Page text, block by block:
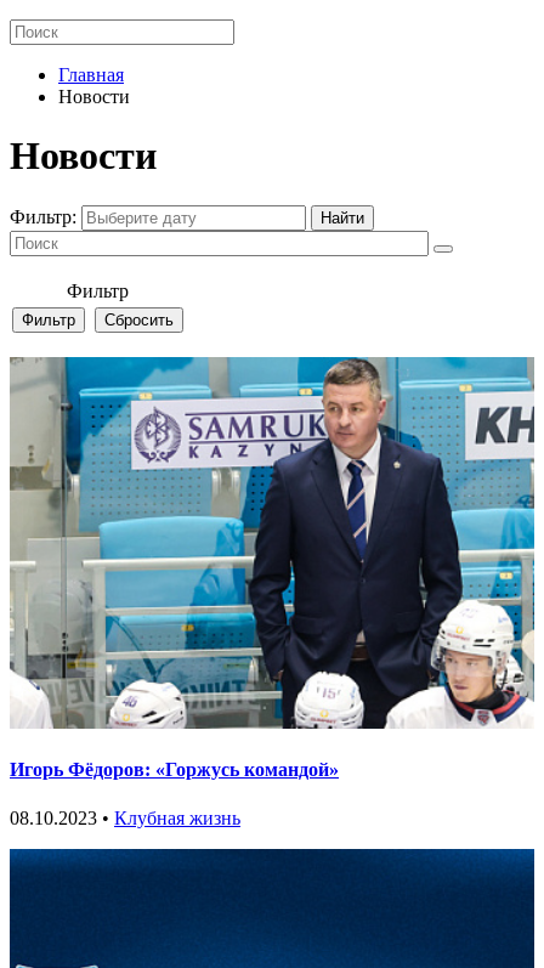
Главная
Новости
Новости
Фильтр:
Фильтр
Игорь Фёдоров: «Горжусь командой»
08.10.2023 • Клубная жизнь